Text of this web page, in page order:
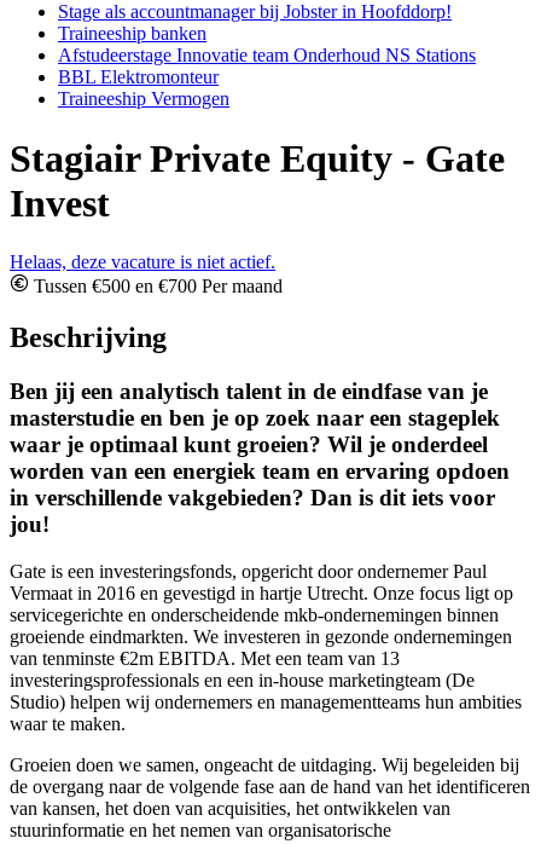
Stage als accountmanager bij Jobster in Hoofddorp!
Traineeship banken
Afstudeerstage Innovatie team Onderhoud NS Stations
BBL Elektromonteur
Traineeship Vermogen
Stagiair Private Equity - Gate
Invest
Helaas, deze vacature is niet actief.
Tussen €500 en €700 Per maand
Beschrijving
Ben jij een analytisch talent in de eindfase van je
masterstudie en ben je op zoek naar een stageplek
waar je optimaal kunt groeien? Wil je onderdeel
worden van een energiek team en ervaring opdoen
in verschillende vakgebieden? Dan is dit iets voor
jou!
Gate is een investeringsfonds, opgericht door ondernemer Paul
Vermaat in 2016 en gevestigd in hartje Utrecht. Onze focus ligt op
servicegerichte en onderscheidende mkb-ondernemingen binnen
groeiende eindmarkten. We investeren in gezonde ondernemingen
van tenminste €2m EBITDA. Met een team van 13
investeringsprofessionals en een in-house marketingteam (De
Studio) helpen wij ondernemers en managementteams hun ambities
waar te maken.
Groeien doen we samen, ongeacht de uitdaging. Wij begeleiden bij
de overgang naar de volgende fase aan de hand van het identificeren
van kansen, het doen van acquisities, het ontwikkelen van
stuurinformatie en het nemen van organisatorische